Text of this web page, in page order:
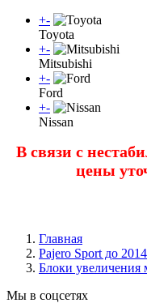
+-
Toyota
+-
Mitsubishi
+-
Ford
+-
Nissan
В связи с
цены
Главная
Pajero Sport до
Блоки увеличения
Мы в соцсетях